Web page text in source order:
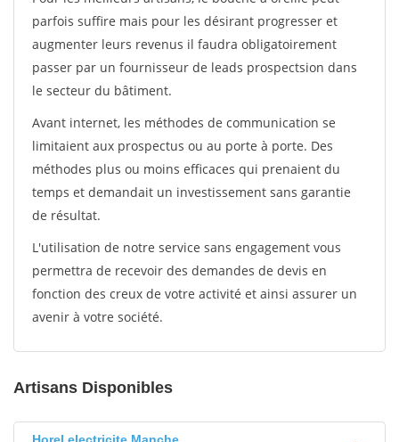
parfois suffire mais pour les désirant progresser et
augmenter leurs revenus il faudra obligatoirement
passer par un fournisseur de leads prospectsion dans
le secteur du bâtiment.
Avant internet, les méthodes de communication se
limitaient aux prospectus ou au porte à porte. Des
méthodes plus ou moins efficaces qui prenaient du
temps et demandait un investissement sans garantie
de résultat.
L'utilisation de notre service sans engagement vous
permettra de recevoir des demandes de devis en
fonction des creux de votre activité et ainsi assurer un
avenir à votre société.
Artisans Disponibles